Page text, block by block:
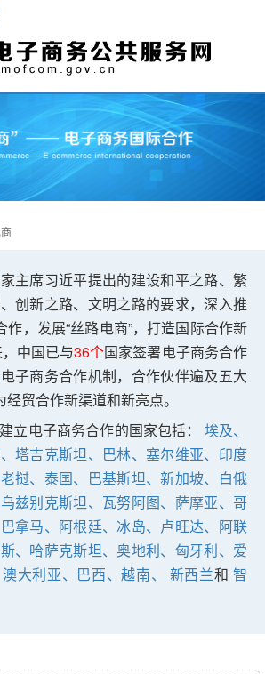
席习近平提出的建设和平之路、繁
创新之路、文明之路的要求，深入推
作，发展“丝路电商”，打造国际合作新
中国已与36个国家签署电子商务合作
子商务合作机制，合作伙伴遍及五大
经贸合作新渠道和新亮点。
电子商务合作的国家包括： 埃及、
塔吉克斯坦、 巴林、 塞尔维亚、 印度
老挝、 泰国、 巴基斯坦、新加坡、 白俄
乌兹别克斯坦、 瓦努阿图、 萨摩亚、 哥
巴拿马、 阿根廷、冰岛、 卢旺达、 阿联
、 哈萨克斯坦、 奥地利、 匈牙利、 爱
澳大利亚、 巴西、越南、 新西兰和智